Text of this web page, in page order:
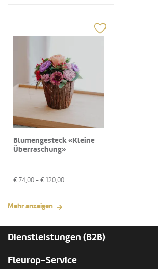
Blumengesteck «Kleine
Überraschung»
€ 74,00 - € 120,00
Mehr anzeigen
Dienstleistungen (B2B)
Fleurop-Service